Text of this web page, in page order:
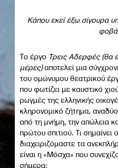
Κάπου εκεί έξω σίγουρα
Το έργο Τρεις Αδερφές (θα
μέρες)αποτελεί μια
του ομώνυμου θεατρικού
που φωτίζει με καυστικό
ρωγμές της ελληνικής
κληρονομικό ζήτημα,
από τη μνήμη, την απώλεια
πρώτου σπιτιού. Τι σημαίνει
διαχειριζόμαστε τα
είναι η «Μόσχα» που
σήμερα;